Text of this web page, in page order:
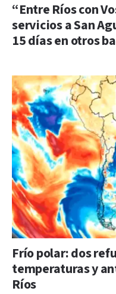
“Entre Ríos con
servicios a San
15 días en otros
Frío polar: dos
temperaturas y
Ríos